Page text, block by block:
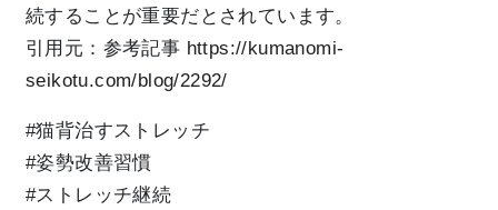
続することが重要だとされています。
引用元：参考記事 https://kumanomi-
seikotu.com/blog/2292/
#猫背治すストレッチ
#姿勢改善習慣
#ストレッチ継続